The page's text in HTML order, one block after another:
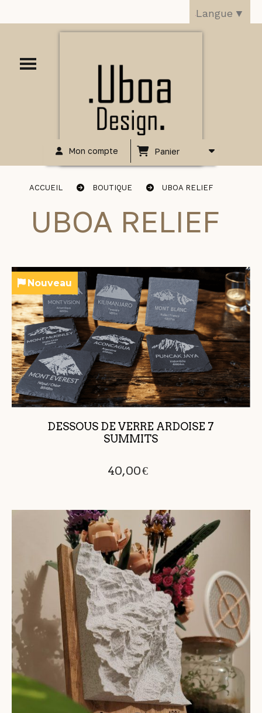
Mon compte Panier
ACCUEIL BOUTIQUE UBOA RELIEF
UBOA RELIEF
Nouveau
DESSOUS DE VERRE ARDOISE 7
SUMMITS
40,00€
Langue ▼